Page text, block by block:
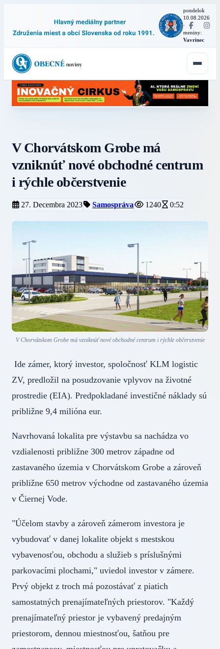
pondelok
10.08.2026
·
meniny:
Vavrinec
V Chorvátskom Grobe má
vzniknúť nové obchodné centrum
i rýchle občerstvenie
27. Decembra 2023 Samospráva 1240 0:52
V Chorvátskom Grobe má vzniknúť nové obchodné centrum i rýchle občerstvenie
Ide zámer, ktorý investor, spoločnosť KLM logistic
ZV, predložil na posudzovanie vplyvov na životné
prostredie (EIA). Predpokladané investičné náklady sú
približne 9,4 milióna eur.
Navrhovaná lokalita pre výstavbu sa nachádza vo
vzdialenosti približne 300 metrov západne od
zastavaného územia v Chorvátskom Grobe a zároveň
približne 650 metrov východne od zastavaného územia
v Čiernej Vode.
"Účelom stavby a zároveň zámerom investora je
vybudovať v danej lokalite objekt s mestskou
vybavenosťou, obchodu a služieb s príslušnými
parkovacími plochami," uviedol investor v zámere.
Prvý objekt z troch má pozostávať z piatich
samostatných prenajímateľných priestorov. "Každý
prenajímateľný priestor je vybavený predajným
priestorom, dennou miestnosťou, šatňou pre